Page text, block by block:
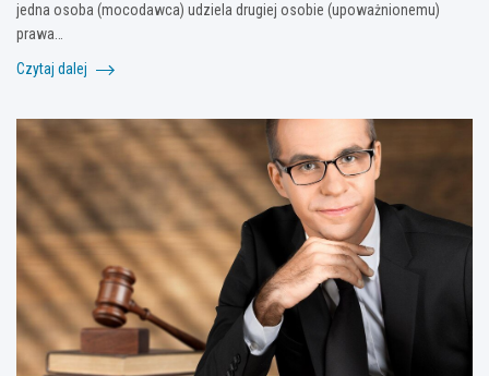
jedna osoba (mocodawca) udziela drugiej osobie (upoważnionemu)
prawa…
Czytaj dalej